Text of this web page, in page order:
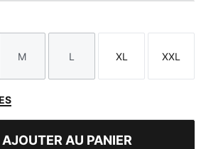
Taille
M
Taille
L
Taille
XL
Taille
XXL
AJOUTER AU PANIER